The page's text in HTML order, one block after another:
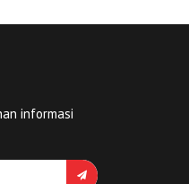
informasi